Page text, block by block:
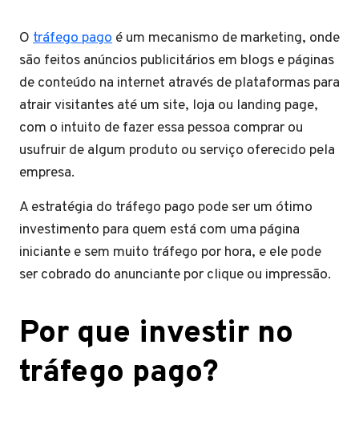
O tráfego pago é um mecanismo de marketing, onde
são feitos anúncios publicitários em blogs e páginas
de conteúdo na internet através de plataformas para
atrair visitantes até um site, loja ou landing page,
com o intuito de fazer essa pessoa comprar ou
usufruir de algum produto ou serviço oferecido pela
empresa.
A estratégia do tráfego pago pode ser um ótimo
investimento para quem está com uma página
iniciante e sem muito tráfego por hora, e ele pode
ser cobrado do anunciante por clique ou impressão.
Por que investir no
tráfego pago?